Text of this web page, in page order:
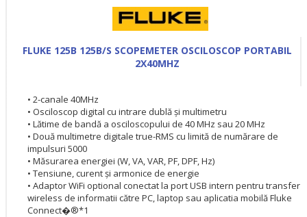
FLUKE 125B 125B/S SCOPEMETER OSCILOSCOP PORTABIL
2X40MHZ
• 2-canale 40MHz
• Osciloscop digital cu intrare dublă şi multimetru
• Lătime de bandă a osciloscopului de 40 MHz sau 20 MHz
• Două multimetre digitale true-RMS cu limită de numărare de
impulsuri 5000
• Măsurarea energiei (W, VA, VAR, PF, DPF, Hz)
• Tensiune, curent şi armonice de energie
• Adaptor WiFi optional conectat la port USB intern pentru transfer
wireless de informatii către PC, laptop sau aplicatia mobilă Fluke
Connect�®*1